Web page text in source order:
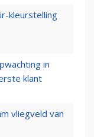
kleurstelling
in
klant
vliegveld van